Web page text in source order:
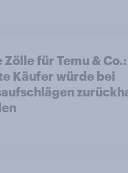
Zölle für Temu &
Käufer würde bei
zurückhaltender